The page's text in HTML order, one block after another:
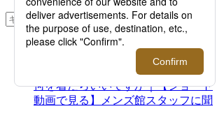
検索
TOP
山形さん、結婚式の「平服」とは？
何を着たらいいですか｜【ショート
動画で見る】メンズ館スタッフに聞